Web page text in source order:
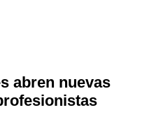
abren nuevas